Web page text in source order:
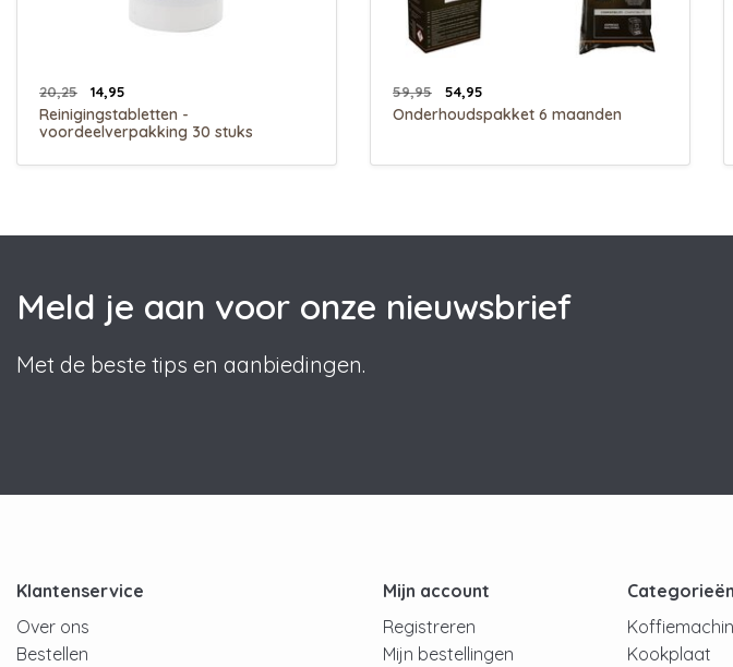
20,25 14,95
Reinigingstabletten -
voordeelverpakking 30 stuks
59,95 54,95
Onderhoudspakket 6 maanden
Meld je aan voor onze nieuwsbrief
Met de beste tips en aanbiedingen.
Klantenservice
Over ons
Bestellen
Mijn account
Registreren
Mijn bestellingen
Categorieën
Kookplaat